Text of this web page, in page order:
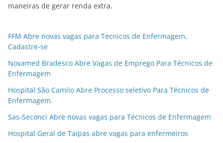
maneiras de gerar renda extra.
FFM Abre novas vagas para Técnicos de Enfermagem,
Cadastre-se
Novamed Bradesco Abre Vagas de Emprego Para Técnicos de
Enfermagem
Hospital São Camilo Abre Processo seletivo Para Técnicos de
Enfermagem.
Sas-Seconci Abre novas vagas para Técnicos de Enfermagem
Hospital Geral de Taipas abre vagas para enfermeiros